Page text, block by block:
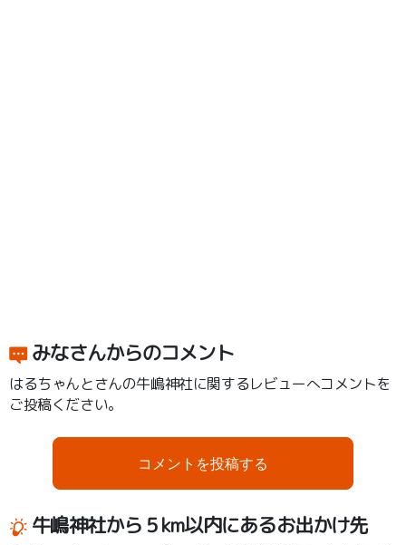
みなさんからのコメント
はるちゃんとさんの牛嶋神社に関するレビューへコメントを
ご投稿ください。
コメントを投稿する
牛嶋神社から５km以内にあるお出かけ先